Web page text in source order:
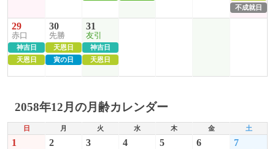
不成就日
29
赤口
神吉日
天恩日
30
先勝
天恩日
寅の日
31
友引
神吉日
天恩日
2058年12月の月齢カレンダー
日 月 火 水 木 金 土
1 2 3 4 5 6 7